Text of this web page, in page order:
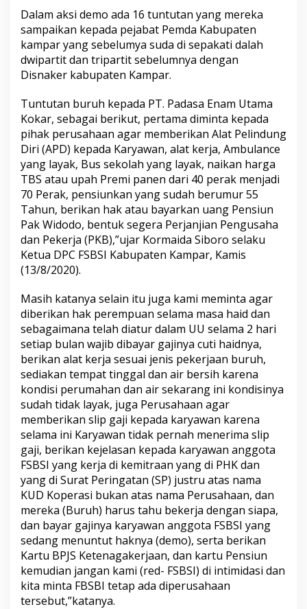
R
a
u
s
a
u
r
u
h
a
t
a
n
g
i
K
a
o
r
B
u
p
a
K
a
m
p
a
r
Dalam aksi demo ada 16 tuntutan yang mereka
sampaikan kepada pejabat Pemda Kabupaten
kampar yang sebelumya suda di sepakati dalah
dwipartit dan tripartit sebelumnya dengan
Disnaker kabupaten Kampar.
Tuntutan buruh kepada PT. Padasa Enam Utama
Kokar, sebagai berikut, pertama diminta kepada
pihak perusahaan agar memberikan Alat Pelindung
Diri (APD) kepada Karyawan, alat kerja, Ambulance
yang layak, Bus sekolah yang layak, naikan harga
TBS atau upah Premi panen dari 40 perak menjadi
70 Perak, pensiunkan yang sudah berumur 55
Tahun, berikan hak atau bayarkan uang Pensiun
Pak Widodo, bentuk segera Perjanjian Pengusaha
dan Pekerja (PKB),”ujar Kormaida Siboro selaku
Ketua DPC FSBSI Kabupaten Kampar, Kamis
(13/8/2020).
Masih katanya selain itu juga kami meminta agar
diberikan hak perempuan selama masa haid dan
sebagaimana telah diatur dalam UU selama 2 hari
setiap bulan wajib dibayar gajinya cuti haidnya,
berikan alat kerja sesuai jenis pekerjaan buruh,
sediakan tempat tinggal dan air bersih karena
kondisi perumahan dan air sekarang ini kondisinya
sudah tidak layak, juga Perusahaan agar
memberikan slip gaji kepada karyawan karena
selama ini Karyawan tidak pernah menerima slip
gaji, berikan kejelasan kepada karyawan anggota
FSBSI yang kerja di kemitraan yang di PHK dan
yang di Surat Peringatan (SP) justru atas nama
KUD Koperasi bukan atas nama Perusahaan, dan
mereka (Buruh) harus tahu bekerja dengan siapa,
dan bayar gajinya karyawan anggota FSBSI yang
sedang menuntut haknya (demo), serta berikan
Kartu BPJS Ketenagakerjaan, dan kartu Pensiun
kemudian jangan kami (red- FSBSI) di intimidasi dan
kita minta FBSBI tetap ada diperusahaan
tersebut,”katanya.